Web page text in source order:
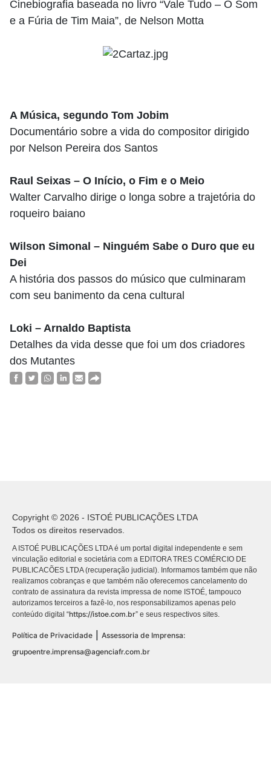
Cinebiografia baseada no livro “Vale Tudo – O Som
e a Fúria de Tim Maia”, de Nelson Motta
A Música, segundo Tom Jobim
Documentário sobre a vida do compositor dirigido
por Nelson Pereira dos Santos
Raul Seixas – O Início, o Fim e o Meio
Walter Carvalho dirige o longa sobre a trajetória do
roqueiro baiano
Wilson Simonal – Ninguém Sabe o Duro que eu
Dei
A história dos passos do músico que culminaram
com seu banimento da cena cultural
Loki – Arnaldo Baptista
Detalhes da vida desse que foi um dos criadores
dos Mutantes
Copyright © 2026 - ISTOÉ PUBLICAÇÕES LTDA
Todos os direitos reservados.
A ISTOÉ PUBLICAÇÕES LTDA é um portal digital independente e sem
vinculação editorial e societária com a EDITORA TRES COMÉRCIO DE
PUBLICACÕES LTDA (recuperação judicial). Informamos também que não
realizamos cobranças e que também não oferecemos cancelamento do
contrato de assinatura da revista impressa de nome ISTOÉ, tampouco
autorizamos terceiros a fazê-lo, nos responsabilizamos apenas pelo
conteúdo digital “https://istoe.com.br” e seus respectivos sites.
Política de Privacidade
Assessoria de Imprensa:
grupoentre.imprensa@agenciafr.com.br